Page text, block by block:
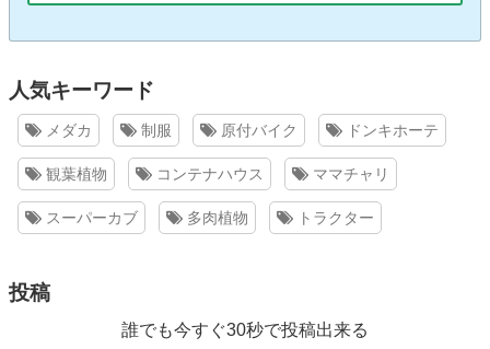
人気キーワード
メダカ 制服 原付バイク ドンキホーテ
観葉植物 コンテナハウス ママチャリ
スーパーカブ 多肉植物 トラクター
投稿
誰でも今すぐ30秒で投稿出来る